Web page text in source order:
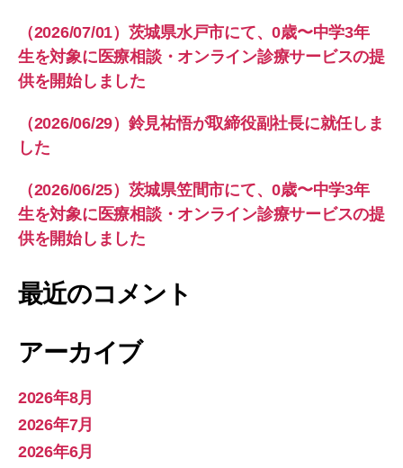
（2026/07/01）茨城県水戸市にて、0歳〜中学3年
生を対象に医療相談・オンライン診療サービスの提
供を開始しました
（2026/06/29）鈴見祐悟が取締役副社長に就任しま
した
（2026/06/25）茨城県笠間市にて、0歳〜中学3年
生を対象に医療相談・オンライン診療サービスの提
供を開始しました
最近のコメント
アーカイブ
2026年8月
2026年7月
2026年6月